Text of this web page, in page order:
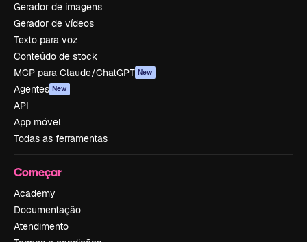
Gerador de imagens
Gerador de vídeos
Texto para voz
Conteúdo de stock
MCP para Claude/ChatGPT New
Agentes New
API
App móvel
Todas as ferramentas
Começar
Academy
Documentação
Atendimento